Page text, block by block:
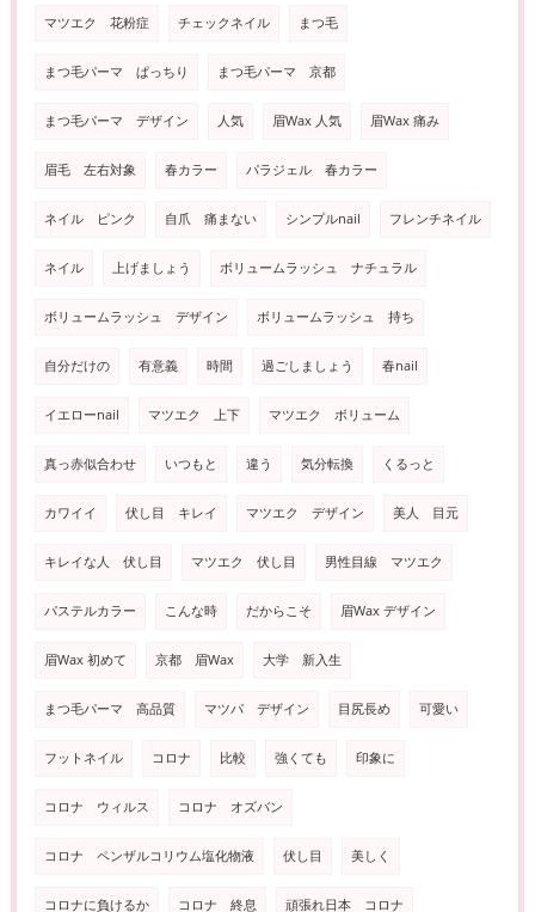
マツエク 花粉症 チェックネイル まつ毛
まつ毛パーマ ぱっちり まつ毛パーマ 京都
まつ毛パーマ デザイン 人気 眉Wax 人気 眉Wax 痛み
眉毛 左右対象 春カラー パラジェル 春カラー
ネイル ピンク 自爪 痛まない シンプルnail フレンチネイル
ネイル 上げましょう ボリュームラッシュ ナチュラル
ボリュームラッシュ デザイン ボリュームラッシュ 持ち
自分だけの 有意義 時間 過ごしましょう 春nail
イエローnail マツエク 上下 マツエク ボリューム
真っ赤似合わせ いつもと 違う 気分転換 くるっと
カワイイ 伏し目 キレイ マツエク デザイン 美人 目元
キレイな人 伏し目 マツエク 伏し目 男性目線 マツエク
パステルカラー こんな時 だからこそ 眉Wax デザイン
眉Wax 初めて 京都 眉Wax 大学 新入生
まつ毛パーマ 高品質 マツパ デザイン 目尻長め 可愛い
フットネイル コロナ 比較 強くても 印象に
コロナ ウィルス コロナ オズバン
コロナ ペンザルコリウム塩化物液 伏し目 美しく
コロナに負けるか コロナ 終息 頑張れ日本 コロナ